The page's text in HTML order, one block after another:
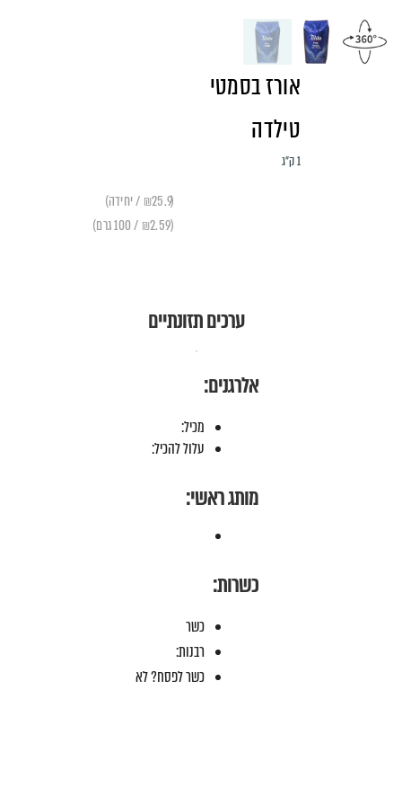
אורז בסמטי
טילדה
1 ק״ג
(₪25.9 / יחידה)
(₪2.59 / 100 גרם)
ערכים תזונתיים
אלרגנים:
מכיל:
עלול להכיל:
מותג ראשי:
כשרות:
כשר
רבנות:
כשר לפסח? לא